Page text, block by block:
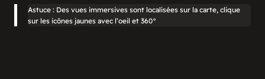
Astuce : Des vues immersives sont localisées sur la carte, clique
sur les icônes jaunes avec l’oeil et 360°